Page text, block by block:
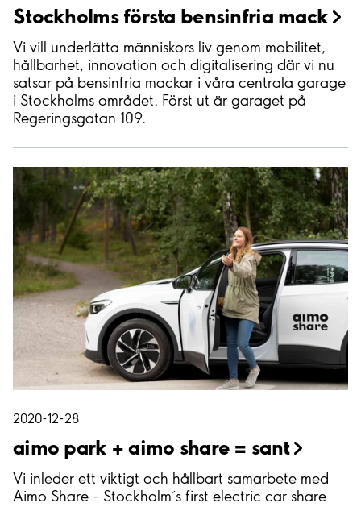
Stockholms första bensinfria mack
Vi vill underlätta människors liv genom mobilitet,
hållbarhet, innovation och digitalisering där vi nu
satsar på bensinfria mackar i våra centrala garage
i Stockholms området. Först ut är garaget på
Regeringsgatan 109.
2020-12-28
aimo park + aimo share = sant
Vi inleder ett viktigt och hållbart samarbete med
Aimo Share - Stockholm´s first electric car share